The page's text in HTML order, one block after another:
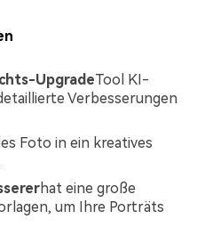
UpgradeTool KI-
Verbesserungen
Foto in ein kreatives
hat eine große
um Ihre Porträts